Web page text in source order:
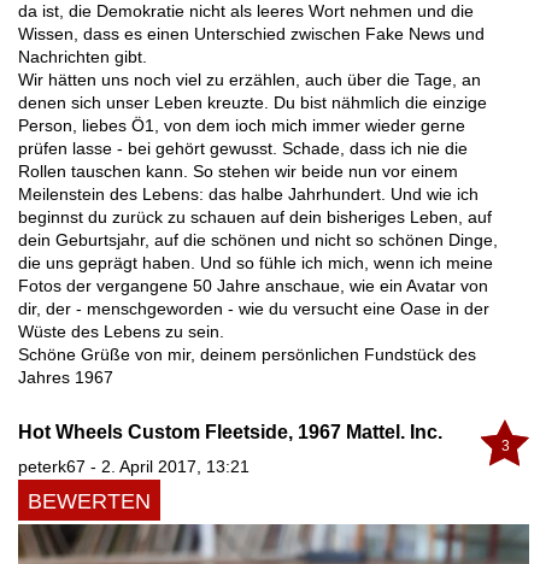
da ist, die Demokratie nicht als leeres Wort nehmen und die
Wissen, dass es einen Unterschied zwischen Fake News und
Nachrichten gibt.
Wir hätten uns noch viel zu erzählen, auch über die Tage, an
denen sich unser Leben kreuzte. Du bist nähmlich die einzige
Person, liebes Ö1, von dem ioch mich immer wieder gerne
prüfen lasse - bei gehört gewusst. Schade, dass ich nie die
Rollen tauschen kann. So stehen wir beide nun vor einem
Meilenstein des Lebens: das halbe Jahrhundert. Und wie ich
beginnst du zurück zu schauen auf dein bisheriges Leben, auf
dein Geburtsjahr, auf die schönen und nicht so schönen Dinge,
die uns geprägt haben. Und so fühle ich mich, wenn ich meine
Fotos der vergangene 50 Jahre anschaue, wie ein Avatar von
dir, der - menschgeworden - wie du versucht eine Oase in der
Wüste des Lebens zu sein.
Schöne Grüße von mir, deinem persönlichen Fundstück des
Jahres 1967
3
Hot Wheels Custom Fleetside, 1967 Mattel. Inc.
peterk67 - 2. April 2017, 13:21
BEWERTEN